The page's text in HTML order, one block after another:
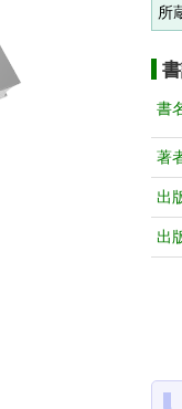
所
書
著
出
出